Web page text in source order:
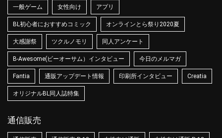
一般ゲーム 女性向け アプリ
BL初心者におすすめコミック オンラインとら祭り2020夏
大感謝祭 ツクルノモリ 同人アンケート
B-Awesome(ビーオーサム）インタビュー 今日のメルマガ
Fantia 通販アップデート情報 印刷所インタビュー Creatia
オリジナルBL同人誌特集
通信販売